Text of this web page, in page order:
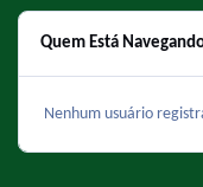
Quem Está
Nenhum usuário